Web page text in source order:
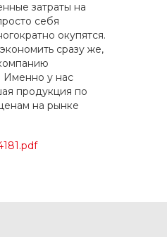
затраты на
себя
окупятся.
сразу же,
Именно у нас
продукция по
на рынке